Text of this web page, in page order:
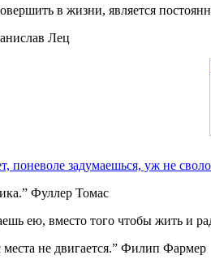
в жизни, является
Лец
поневоле задумаешься, уж не
Фуллер Томас
ею, вместо того чтобы жить и
не двигается.” Филип Фармер